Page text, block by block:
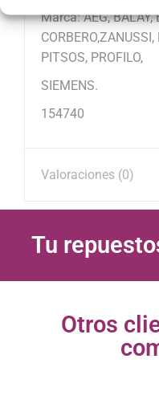
Marca: AEG, BALAY,
PITSOS, PROFILO,
SIEMENS.
154740
Valoraciones (0)
Tu
Otros